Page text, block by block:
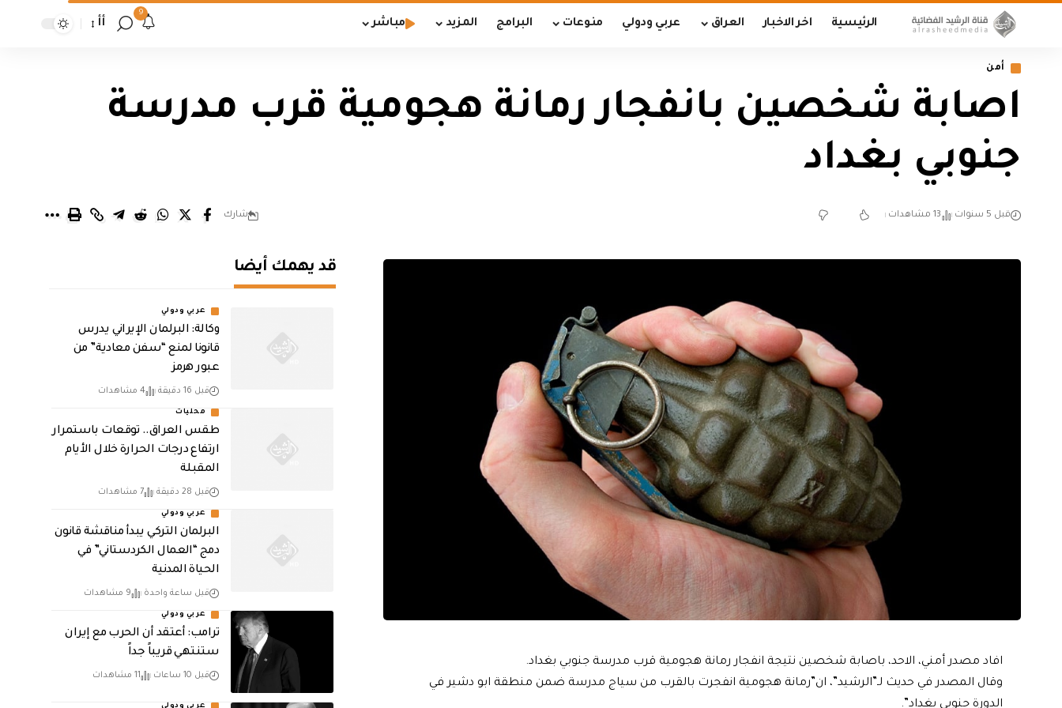
الرئيسية اخر الاخبار العراق عربي ودولي منوعات البرامج المزيد مباشر
9
أأ
أمن
اصابة شخصين بانفجار رمانة هجومية قرب مدرسة
جنوبي بغداد
قبل 5 سنوات 13 مشاهدات شارك
افاد مصدر أمني، الاحد، باصابة شخصين نتيجة انفجار رمانة هجومية قرب مدرسة جنوبي بغداد.
وقال المصدر في حديث لـ”الرشيد”، ان”رمانة هجومية انفجرت بالقرب من سياج مدرسة ضمن منطقة ابو دشير في
الدورة جنوبي بغداد”.
قد يهمك أيضا
عربي ودولي
وكالة: البرلمان الإيراني يدرس
قانونا لمنع “سفن معادية” من
عبور هرمز
قبل 16 دقيقة 4 مشاهدات
محليات
طقس العراق.. توقعات باستمرار
ارتفاع درجات الحرارة خلال الأيام
المقبلة
قبل 28 دقيقة 7 مشاهدات
عربي ودولي
البرلمان التركي يبدأ مناقشة قانون
دمج “العمال الكردستاني” في
الحياة المدنية
قبل ساعة واحدة 9 مشاهدات
عربي ودولي
‏ترامب: أعتقد أن الحرب مع إيران
ستنتهي قريباً جداً
قبل 10 ساعات 11 مشاهدات
عربي ودولي